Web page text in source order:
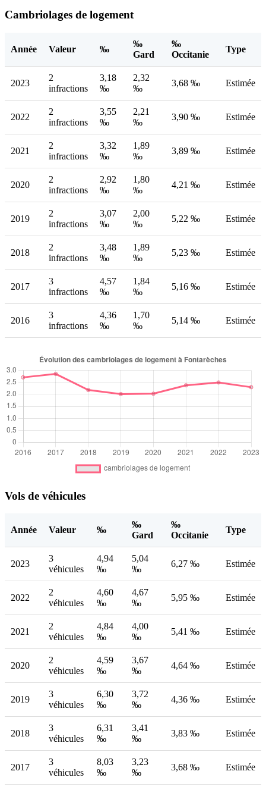
Cambriolages de logement
Année Valeur ‰
‰
Gard
‰
Occitanie
Type
2023
2
infractions
3,18
‰
2,32
‰
3,68 ‰ Estimée
2022
2
infractions
3,55
‰
2,21
‰
3,90 ‰ Estimée
2021
2
infractions
3,32
‰
1,89
‰
3,89 ‰ Estimée
2020
2
infractions
2,92
‰
1,80
‰
4,21 ‰ Estimée
2019
2
infractions
3,07
‰
2,00
‰
5,22 ‰ Estimée
2018
2
infractions
3,48
‰
1,89
‰
5,23 ‰ Estimée
2017
3
infractions
4,57
‰
1,84
‰
5,16 ‰ Estimée
2016
3
infractions
4,36
‰
1,70
‰
5,14 ‰ Estimée
Vols de véhicules
Année Valeur ‰
‰
Gard
‰
Occitanie
Type
2023
3
véhicules
4,94
‰
5,04
‰
6,27 ‰ Estimée
2022
2
véhicules
4,60
‰
4,67
‰
5,95 ‰ Estimée
2021
2
véhicules
4,84
‰
4,00
‰
5,41 ‰ Estimée
2020
2
véhicules
4,59
‰
3,67
‰
4,64 ‰ Estimée
2019
3
véhicules
6,30
‰
3,72
‰
4,36 ‰ Estimée
2018
3
véhicules
6,31
‰
3,41
‰
3,83 ‰ Estimée
2017
3
véhicules
8,03
‰
3,23
‰
3,68 ‰ Estimée